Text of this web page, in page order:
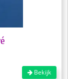
Bekijk